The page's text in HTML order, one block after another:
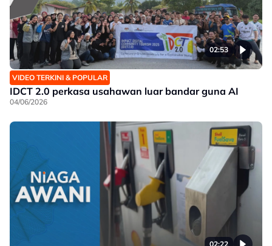
02:53
VIDEO TERKINI & POPULAR
IDCT 2.0 perkasa usahawan luar bandar guna AI
04/06/2026
02:22